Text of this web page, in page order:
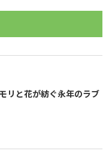
リと花が紡ぐ永年のラブ